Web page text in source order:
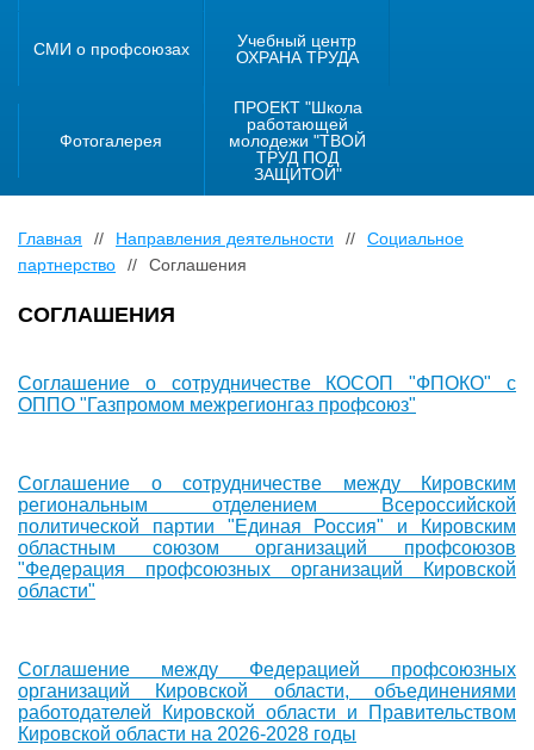
СМИ о профсоюзах
Учебный центр
ОХРАНА ТРУДА
Фотогалерея
ПРОЕКТ "Школа
работающей
молодежи "ТВОЙ
ТРУД ПОД
ЗАЩИТОЙ"
Главная // Направления деятельности //
Социальное
партнерство
// Соглашения
СОГЛАШЕНИЯ
Соглашение о сотрудничестве КОСОП "ФПОКО" с
ОППО "Газпромом межрегионгаз профсоюз"
Соглашение о сотрудничестве между Кировским
региональным отделением Всероссийской
политической партии "Единая Россия" и Кировским
областным союзом организаций профсоюзов
"Федерация профсоюзных организаций Кировской
области"
Соглашение между Федерацией профсоюзных
организаций Кировской области, объединениями
работодателей Кировской области и Правительством
Кировской области на 2026-2028 годы